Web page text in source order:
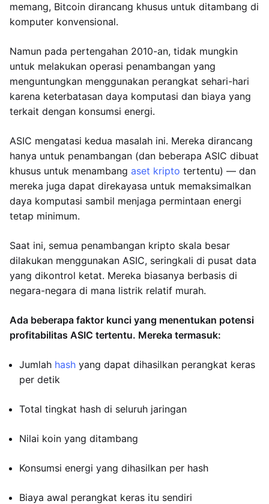
memang, Bitcoin dirancang khusus untuk ditambang di
komputer konvensional.
Namun pada pertengahan 2010-an, tidak mungkin
untuk melakukan operasi penambangan yang
menguntungkan menggunakan perangkat sehari-hari
karena keterbatasan daya komputasi dan biaya yang
terkait dengan konsumsi energi.
ASIC mengatasi kedua masalah ini. Mereka dirancang
hanya untuk penambangan (dan beberapa ASIC dibuat
khusus untuk menambang aset kripto tertentu) — dan
mereka juga dapat direkayasa untuk memaksimalkan
daya komputasi sambil menjaga permintaan energi
tetap minimum.
Saat ini, semua penambangan kripto skala besar
dilakukan menggunakan ASIC, seringkali di pusat data
yang dikontrol ketat. Mereka biasanya berbasis di
negara-negara di mana listrik relatif murah.
Ada beberapa faktor kunci yang menentukan potensi
profitabilitas ASIC tertentu. Mereka termasuk:
Jumlah hash yang dapat dihasilkan perangkat keras
per detik
Total tingkat hash di seluruh jaringan
Nilai koin yang ditambang
Konsumsi energi yang dihasilkan per hash
Biaya awal perangkat keras itu sendiri